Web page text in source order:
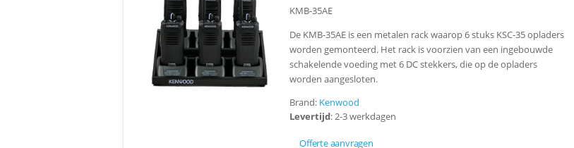
KMB-35AE
De KMB-35AE is een metalen rack waarop 6 stuks KSC-35 opladers
worden gemonteerd. Het rack is voorzien van een ingebouwde
schakelende voeding met 6 DC stekkers, die op de opladers
worden aangesloten.
Brand: Kenwood
Levertijd: 2-3 werkdagen
Offerte aanvragen